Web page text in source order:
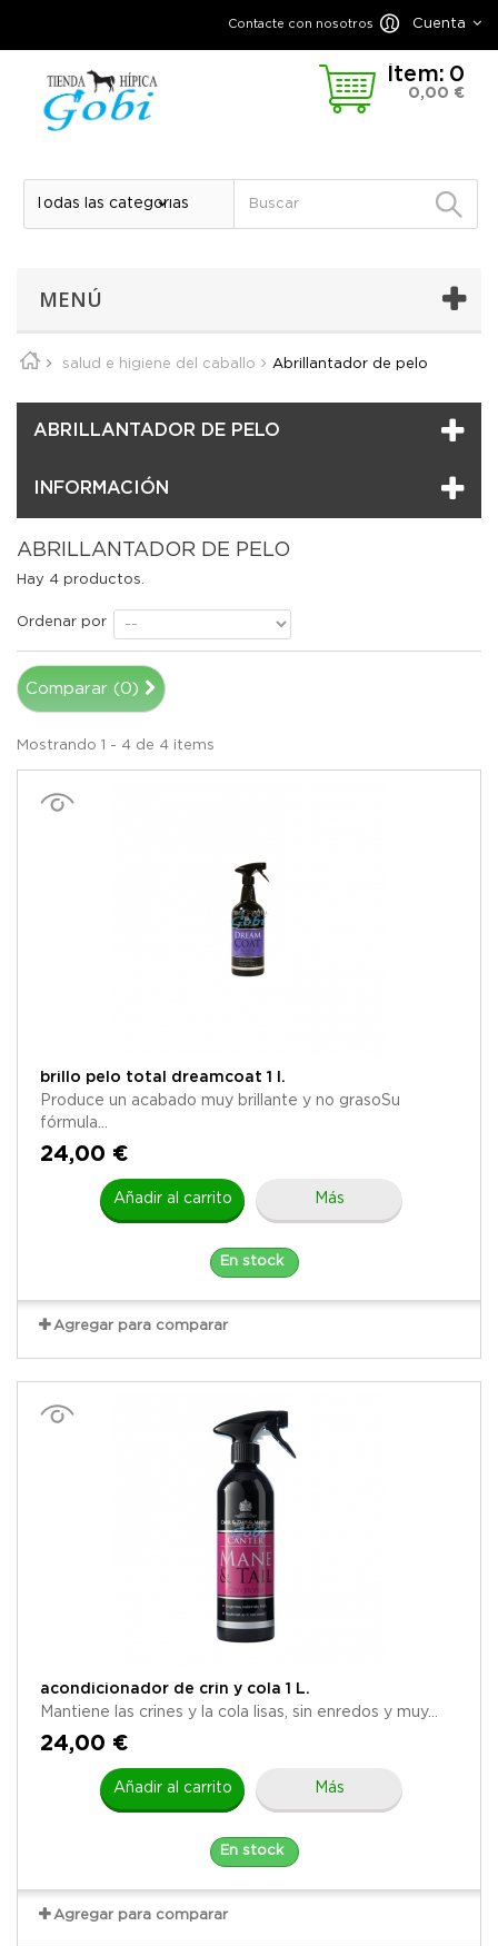
Cuenta
Contacte con nosotros
Ítem: 0
0,00 €
MENÚ
salud e higiene del caballo Abrillantador de pelo
ABRILLANTADOR DE PELO
INFORMACIÓN
ABRILLANTADOR DE PELO
Hay 4 productos.
Ordenar por
Comparar (0 )
Mostrando 1 - 4 de 4 items
brillo pelo total dreamcoat 1 l.
Produce un acabado muy brillante y no grasoSu
fórmula...
24,00 €
Añadir al carrito Más
En stock
Agregar para comparar
acondicionador de crin y cola 1 L.
Mantiene las crines y la cola lisas, sin enredos y muy...
24,00 €
Añadir al carrito Más
En stock
Agregar para comparar